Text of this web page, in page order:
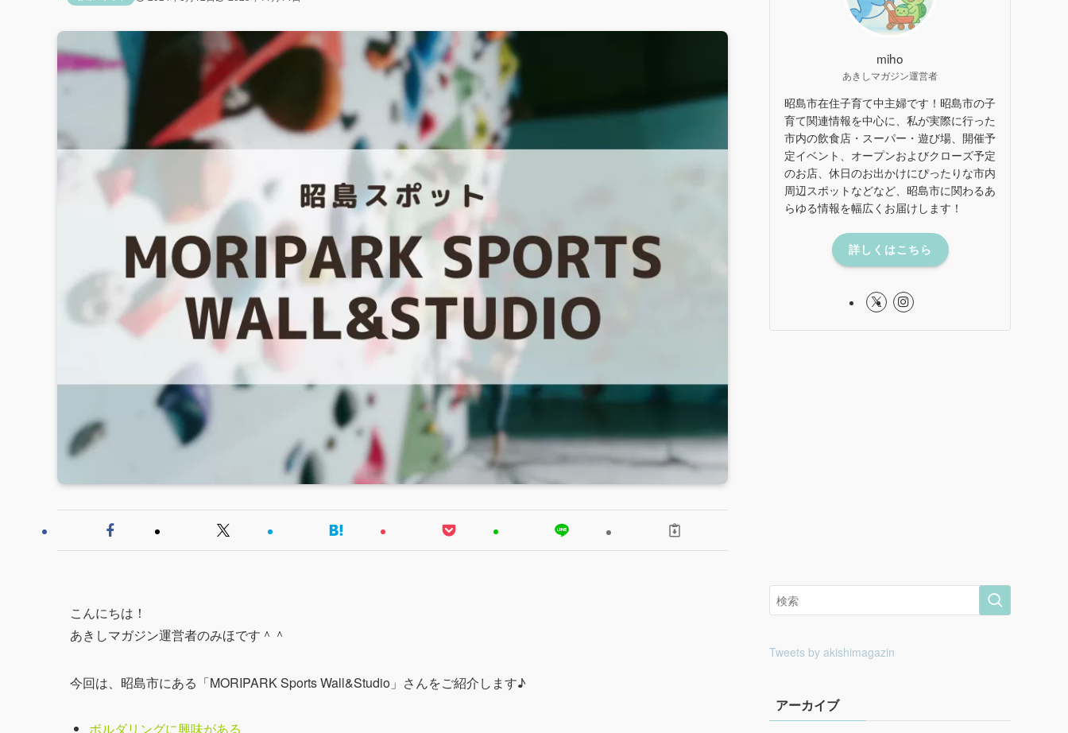
こんにちは！
あきしマガジン運営者のみほです＾＾
今回は、昭島市にある「MORIPARK Sports Wall&Studio」さんをご紹介します♪
ボルダリングに興味がある
miho
あきしマガジン運営者
昭島市在住子育て中主婦です！昭島市の子
育て関連情報を中心に、私が実際に行った
市内の飲食店・スーパー・遊び場、開催予
定イベント、オープンおよびクローズ予定
のお店、休日のお出かけにぴったりな市内
周辺スポットなどなど、昭島市に関わるあ
らゆる情報を幅広くお届けします！
詳しくはこちら
Tweets by akishimagazin
アーカイブ